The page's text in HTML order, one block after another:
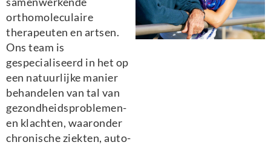
orthomoleculaire
therapeuten en artsen.
Ons team is
gespecialiseerd in het op
een natuurlijke manier
behandelen van tal van
gezondheidsproblemen-
en klachten, waaronder
chronische ziekten, auto-